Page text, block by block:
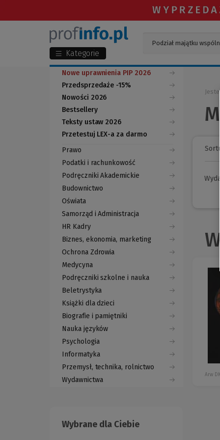
Kategorie
Nowe uprawnienia PIP 2026
Przedsprzedaże -15%
Nowości 2026
Bestsellery
Teksty ustaw 2026
Przetestuj LEX-a za darmo
(Nowe
okno)
(Link
do
innej
strony)
Prawo
Podatki i rachunkowość
Podręczniki Akademickie
Budownictwo
Oświata
Samorząd i Administracja
HR Kadry
Biznes, ekonomia, marketing
Ochrona Zdrowia
Medycyna
Podręczniki szkolne i nauka
Beletrystyka
Książki dla dzieci
Biografie i pamiętniki
Nauka języków
Psychologia
Informatyka
Przemysł, technika, rolnictwo
Wydawnictwa
Wybrane dla Ciebie
Arw